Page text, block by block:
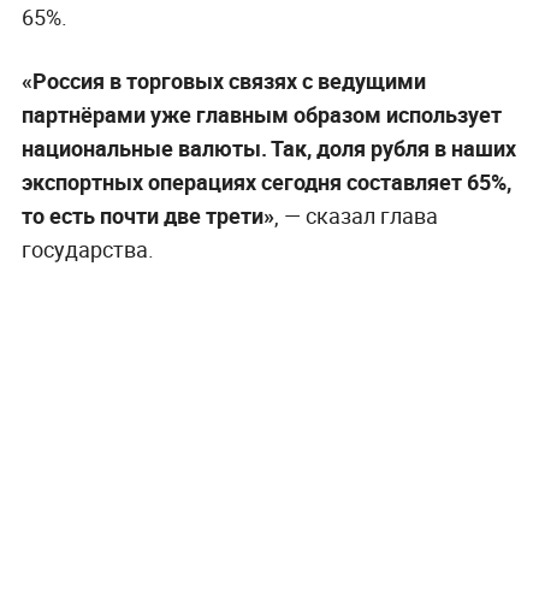
65%.
«Россия в торговых связях с ведущими
партнёрами уже главным образом использует
национальные валюты. Так, доля рубля в наших
экспортных операциях сегодня составляет 65%,
то есть почти две трети», — сказал глава
государства.